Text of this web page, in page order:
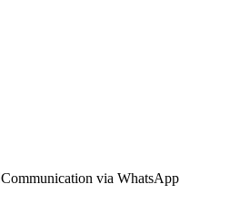
Communication via WhatsApp